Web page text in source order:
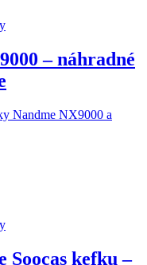
– náhradné
Nandme NX9000 a
Soocas kefku –